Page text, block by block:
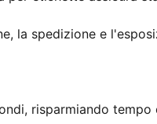
la spedizione e
risparmiando tempo